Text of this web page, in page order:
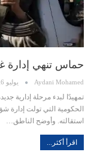
حماس تنهي إدارة
Aydani Mohamed يوليو 6, 2026
تمهيدًا لبدء مرحلة إدارية
الحكومية التي تولت إدارة
استقالته. وأوضح الناطق…
اقرأ أكثر...